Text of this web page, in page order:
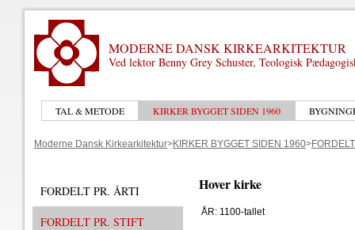
MODERNE DANSK KIRKEARKITEKTUR
Ved lektor Benny Grey Schuster, Teologisk
TAL & METODE KIRKER BYGGET SIDEN 1960
Moderne Dansk Kirkearkitektur>KIRKER BYGGET SIDEN 1960>
FORDELT PR. ÅRTI
FORDELT PR. STIFT
Hover kirke
ÅR: 1100-tallet